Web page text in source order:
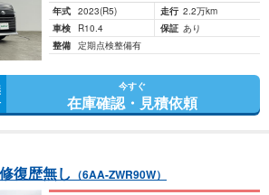
年式 2023(R5) 走行 2.2万km
車検
R10.4 保証 あり
整備 定期点検整備有
今すぐ
在庫確認・見積依頼
復歴無し （6AA-ZWR90W）